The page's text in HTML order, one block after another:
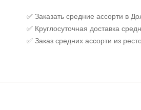
✅ Заказать средние ассорти в
✅ Круглосуточная доставка
✅ Заказ средних ассорти из